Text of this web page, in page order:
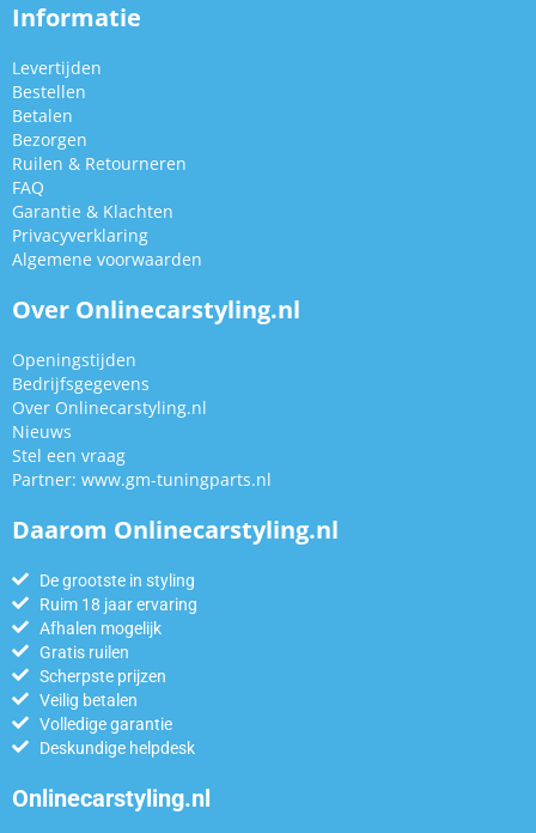
Informatie
Levertijden
Bestellen
Betalen
Bezorgen
Ruilen & Retourneren
FAQ
Garantie & Klachten
Privacyverklaring
Algemene voorwaarden
Over Onlinecarstyling.nl
Openingstijden
Bedrijfsgegevens
Over Onlinecarstyling.nl
Nieuws
Stel een vraag
Partner: www.gm-tuningparts.nl
Daarom Onlinecarstyling.nl
De grootste in styling
Ruim 18 jaar ervaring
Afhalen mogelijk
Gratis ruilen
Scherpste prijzen
Veilig betalen
Volledige garantie
Deskundige helpdesk
Onlinecarstyling.nl